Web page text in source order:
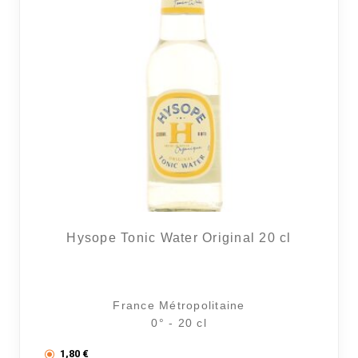
Hysope Tonic Water Original 20 cl
France Métropolitaine
0° - 20 cl
1,80 €